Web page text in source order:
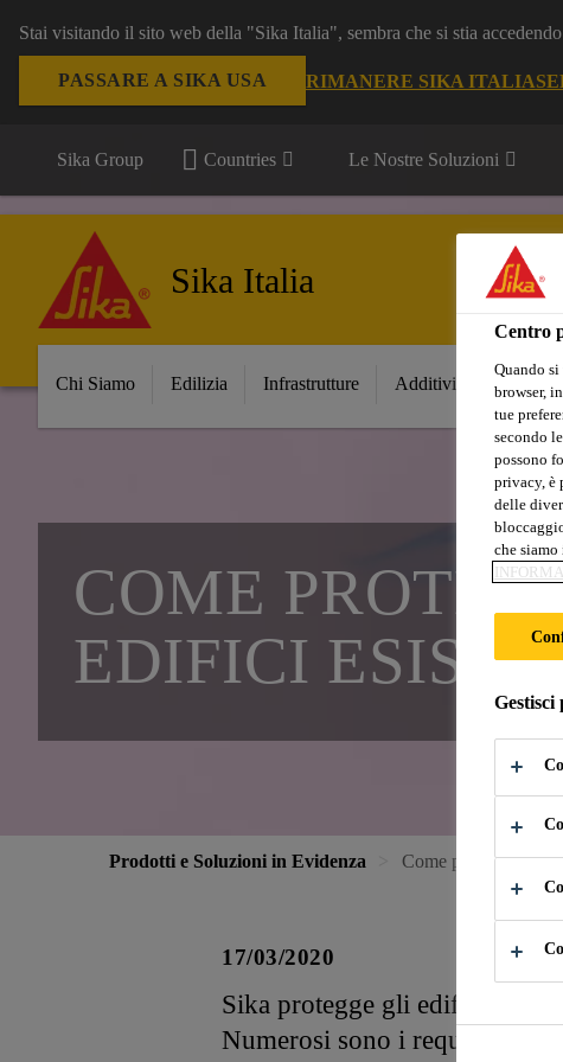
Stai visitando il sito web della "Sika Italia", sembra che si stia
PASSARE A SIKA USA RIMANERE SIKA ITALIA
Sika Group Countries Le Nostre Soluzioni
Sika Italia
Chi Siamo Edilizia Infrastrutture Additivi per Cemento
COME
EDIFICI
Prodotti e Soluzioni in Evidenza Come proteggiamo
17/03/2020
Sika protegge gli edifici
Numerosi sono i requisiti a
Centro
Quando
browser,
tue
secondo
possono
privacy, è
delle
che
Gestisci